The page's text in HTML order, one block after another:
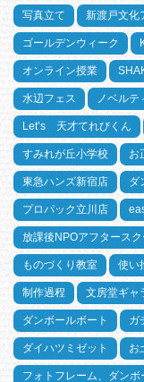
写真立て 新渡戸文化
ゴールデンウィーク
オンライン授業
水辺フェス ノベルテ
Let’s 天才てれびくん
すみれが丘小学校 お
東急ハンズ新宿店 ダ
プロパック立川店
放課後NPOアフタース
ものづくり教室 使い
制作過程 文房堂ギャ
ダンボールボート ガ
ダイハツミゼット お
フォトフレーム、ダン